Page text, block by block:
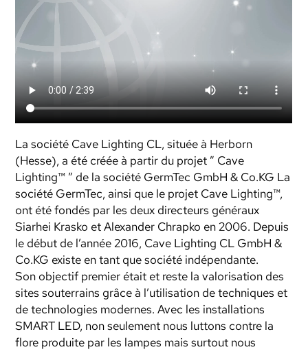
La société Cave Lighting CL, située à Herborn
(Hesse), a été créée à partir du projet ” Cave
Lighting™ ” de la société GermTec GmbH & Co.KG La
société GermTec, ainsi que le projet Cave Lighting™,
ont été fondés par les deux directeurs généraux
Siarhei Krasko et Alexander Chrapko en 2006. Depuis
le début de l’année 2016, Cave Lighting CL GmbH &
Co.KG existe en tant que société indépendante.
Son objectif premier était et reste la valorisation des
sites souterrains grâce à l’utilisation de techniques et
de technologies modernes. Avec les installations
SMART LED, non seulement nous luttons contre la
flore produite par les lampes mais surtout nous